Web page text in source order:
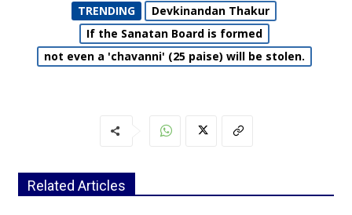
TRENDING
Devkinandan Thakur
If the Sanatan Board is formed
not even a 'chavanni' (25 paise) will be stolen.
Related Articles